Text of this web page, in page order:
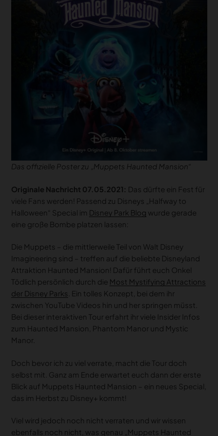
Das offizielle Poster zu „Muppets Haunted Mansion“
Originale Nachricht 07.05.2021: Das dürfte ein Fest für
viele Fans werden! Passend zu Disneys „Halfway to
Halloween“ Special im Disney Park Blog wurde gerade
eine große Bombe platzen lassen:
Die Muppets – die mittlerweile Teil von Walt Disney
Imagineering sind – treffen auf die beliebte Disneyland
Attraktion Haunted Mansion! Dafür führt euch Onkel
Tödlich persönlich durch die Most Mystifying Attractions
der Disney Parks . Ein tolles Konzept, bei dem ihr
zwischen YouTube Videos hin und her springen müsst.
Bei dieser interaktiven Tour erfahrt ihr viele Insider Infos
zum Haunted Mansion, Phantom Manor und Mystic
Manor.
Doch bevor ich zu viel verrate, macht die Tour doch
selbst mit. Ganz am Ende erwartet euch dann der erste
Blick auf Muppets Haunted Mansion – ein neues Special,
das im Herbst zu Disney+ kommt!
Viel wird jedoch noch nicht verraten und wir wissen
ebenfalls noch nicht, was genau „Muppets Haunted